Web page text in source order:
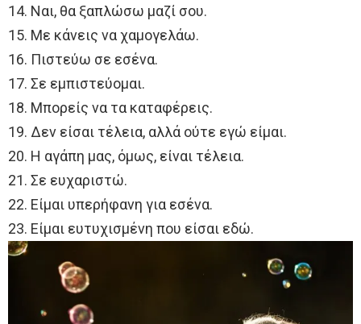
14. Ναι, θα ξαπλώσω μαζί σου.
15. Με κάνεις να χαμογελάω.
16. Πιστεύω σε εσένα.
17. Σε εμπιστεύομαι.
18. Μπορείς να τα καταφέρεις.
19. Δεν είσαι τέλεια, αλλά ούτε εγώ είμαι.
20. Η αγάπη μας, όμως, είναι τέλεια.
21. Σε ευχαριστώ.
22. Είμαι υπερήφανη για εσένα.
23. Είμαι ευτυχισμένη που είσαι εδώ.